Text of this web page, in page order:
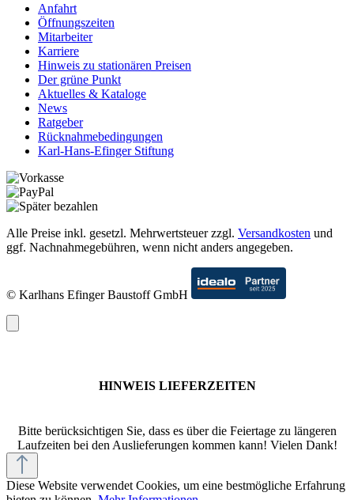
Anfahrt
Öffnungszeiten
Mitarbeiter
Karriere
Hinweis zu stationären Preisen
Der grüne Punkt
Aktuelles & Kataloge
News
Ratgeber
Rücknahmebedingungen
Karl-Hans-Efinger Stiftung
Alle Preise inkl. gesetzl. Mehrwertsteuer zzgl. Versandkosten und
ggf. Nachnahmegebühren, wenn nicht anders angegeben.
© Karlhans Efinger Baustoff GmbH
HINWEIS LIEFERZEITEN
Bitte berücksichtigen Sie, dass es über die Feiertage zu längeren
Laufzeiten bei den Auslieferungen kommen kann! Vielen Dank!
Diese Website verwendet Cookies, um eine bestmögliche Erfahrung